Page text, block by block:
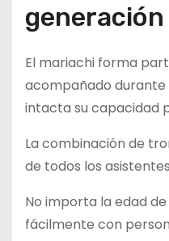
generación
El mariachi forma
acompañado durante
intacta su capacidad
La combinación de
de todos los
No importa la edad
fácilmente con